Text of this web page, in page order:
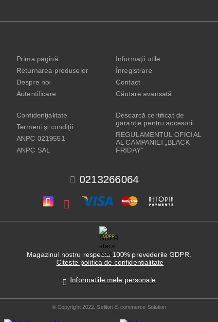
0213266064
Prima pagină
Returnarea produselor
Despre noi
Autentificare
Informaţii utile
Înregistrare
Contact
Căutare avansată
Confidenţialitate
Termeni şi condiţii
ANPC 0219551
ANPC SAL
Descarcă certificat de
garanție pentru accesorii
REGULAMENTUL OFICIAL
AL CAMPANIEI „BLACK
FRIDAY”
GDPR
Magazinul nostru respecta 100% prevederile GDPR.
Citeste politica de confidentialitate
Informatiile mele personale
© Copyright 2022. Seliton E-commerce Solution